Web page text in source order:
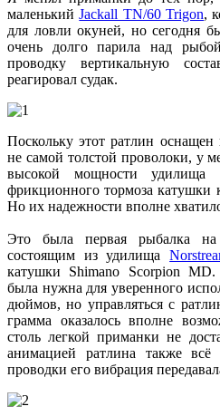
маленькийJackall TN/60 Trigon,
для ловли окуней, но сегодня
очень долго парила над
проводку вертикальную
реагировал судак.
Поскольку этот ратлин
не самой толстой проволоки, у
высокой мощности удилища
фрикционного тормоза катушки
Но их надежности вполне
Это была первая рыбалка
состоящим из удилища
катушки Shimano Scorpion
была нужна для уверенного
дюймов, но управляться с
грамма оказалось вполне
столь легкой приманки не
анимацией ратлина также
проводки его вибрация